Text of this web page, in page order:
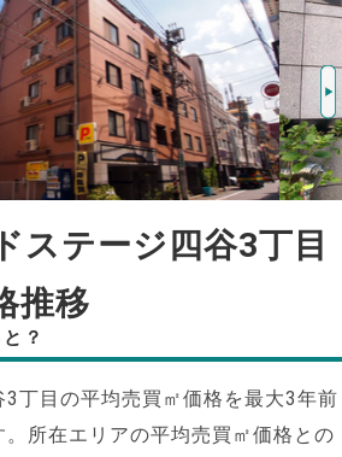
ステージ四谷3丁目
推移
？
丁目の平均売買㎡価格を最大3年前
所在エリアの平均売買㎡価格との